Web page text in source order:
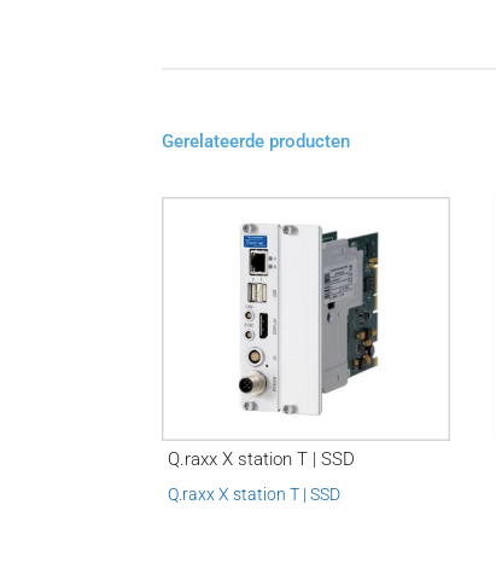
Gerelateerde producten
Q.raxx X station T | SSD
Q.raxx X station T | SSD